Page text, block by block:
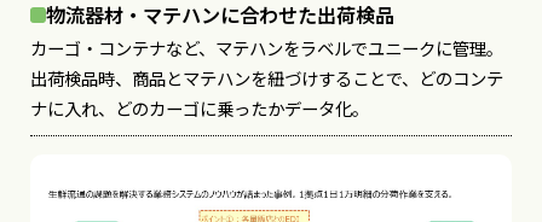
物流器材・マテハンに合わせた出荷検品
カーゴ・コンテナなど、マテハンをラベルでユニークに管理。
出荷検品時、商品とマテハンを紐づけすることで、どのコンテ
ナに入れ、どのカーゴに乗ったかデータ化。